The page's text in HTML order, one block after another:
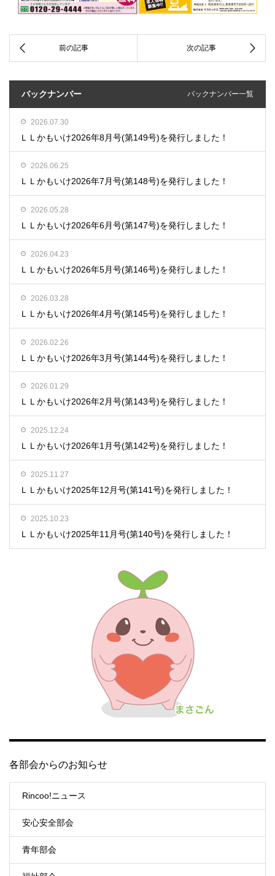
バックナンバー バックナンバー一覧
2026.07.30
ＬＬかもいけ2026年8月号(第149号)を発行しました！
2026.06.25
ＬＬかもいけ2026年7月号(第148号)を発行しました！
2026.05.28
ＬＬかもいけ2026年6月号(第147号)を発行しました！
2026.04.23
ＬＬかもいけ2026年5月号(第146号)を発行しました！
2026.03.28
ＬＬかもいけ2026年4月号(第145号)を発行しました！
2026.02.26
ＬＬかもいけ2026年3月号(第144号)を発行しました！
2026.01.29
ＬＬかもいけ2026年2月号(第143号)を発行しました！
2025.12.24
ＬＬかもいけ2026年1月号(第142号)を発行しました！
2025.11.27
ＬＬかもいけ2025年12月号(第141号)を発行しました！
2025.10.23
ＬＬかもいけ2025年11月号(第140号)を発行しました！
各部会からのお知らせ
Rincoo!ニュース
安心安全部会
青年部会